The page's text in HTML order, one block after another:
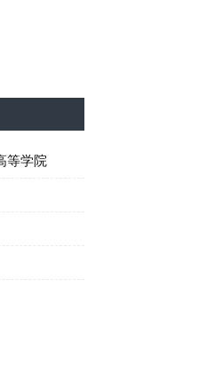
等学院